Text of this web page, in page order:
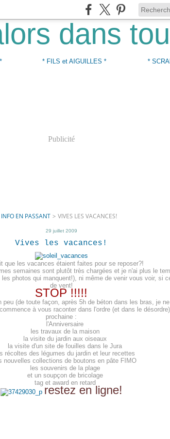
* FILS et AIGUILLES * *
Publicité
INFO EN PASSANT > VIVES LES VACANCES!
29 juillet 2009
Vives les vacances!
que les vacances étaient faites pour se reposer?!
semaines sont plutôt très chargées et je n'ai plus le
photos qui manquent!), ni même de venir vous voir, si
de vent!
STOP !!!!!
(de toute façon, après 5h de béton dans les bras, je
à vous raconter dans l'ordre (et dans le
proc haine :
l'Anniversaire
les travaux de la maison
la visite du jardin aux oiseaux
la visite d'un site de fouilles dans le Jura
récoltes des légumes du jardin et leur recettes
nouvelles collections de boutons en pâte FIMO
les souvenirs de la plage
et un soupçon de bricolage
tag et award en retard
restez en ligne!